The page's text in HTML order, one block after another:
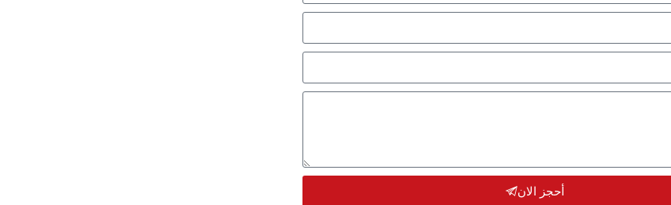
أحجز الان